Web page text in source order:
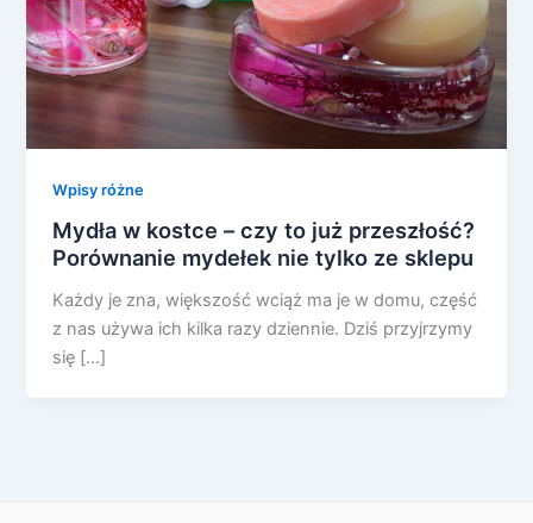
Wpisy różne
Mydła w kostce – czy to już przeszłość?
Porównanie mydełek nie tylko ze sklepu
Każdy je zna, większość wciąż ma je w domu, część
z nas używa ich kilka razy dziennie. Dziś przyjrzymy
się […]